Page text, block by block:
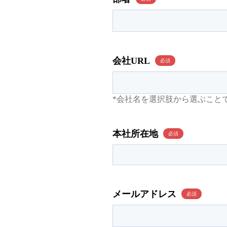
会社URL
*会社名を選択肢から選ぶこと
本社所在地
メールアドレス